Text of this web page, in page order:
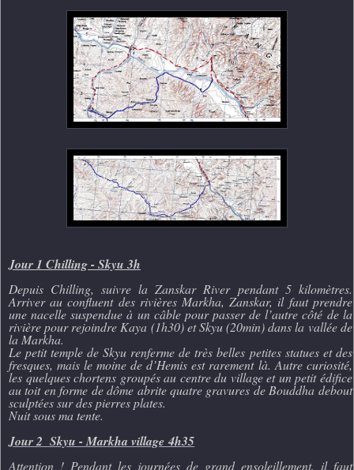
Jour 1 Chilling - Skyu 3h
Depuis Chilling, suivre la Zanskar River pendant 5 kilomètres.
Arriver au confluent des rivières Markha, Zanskar, il faut prendre
une nacelle suspendue à un câble pour passer de l’autre côté de la
rivière pour rejoindre Kaya (1h30) et Skyu (20min) dans la vallée de
la Markha.
Le petit temple de Skyu renferme de très belles petites statues et des
fresques, mais le moine de d’Hemis est rarement là. Autre curiosité,
les quelques chortens groupés au centre du village et un petit édifice
au toit en forme de dôme abrite quatre gravures de Bouddha debout
sculptées sur des pierres plates.
Nuit sous ma tente.
Jour 2 Skyu - Markha village 4h35
Attention ! Pendant les journées de grand ensoleillement, il faut